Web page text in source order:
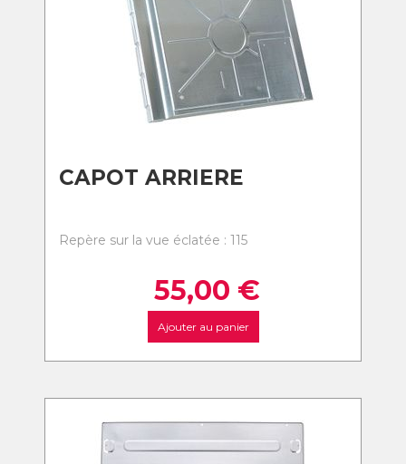
CAPOT ARRIERE
Repère sur la vue éclatée : 115
55,00 €
Ajouter au panier